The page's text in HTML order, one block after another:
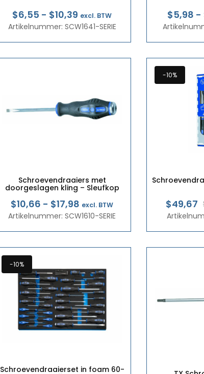
$6,55 - $10,39 Prijsklasse:
€5,67
tot
€9,00
excl. BTW
Artikelnummer: SCW1641-SERIE
$5,98 -
Schroevendraaiers met
doorgeslagen kling – Sleufkop
$10,66 - $17,98 Prijsklasse:
€9,23
tot
€15,57
excl. BTW
Artikelnummer: SCW1610-SERIE
-10%
$49,67
-10%
Schroevendraaierset in foam 60-